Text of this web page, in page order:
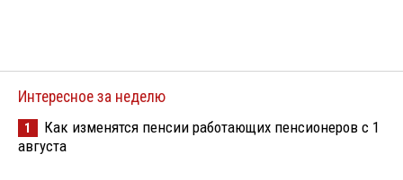
Интересное за неделю
1
Как изменятся пенсии работающих пенсионеров с 1
августа